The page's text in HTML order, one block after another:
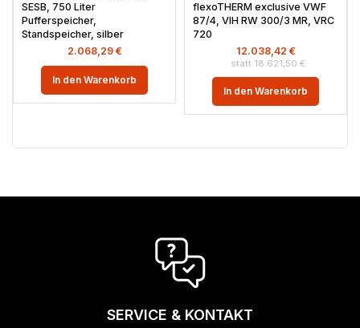
SESB, 750 Liter
Pufferspeicher,
Standspeicher, silber
2.068,29 €
In den Warenkorb
flexoTHERM exclusive VWF
87/4, VIH RW 300/3 MR, VRC
720
18.621,50 €
12.038,42 €
In den Warenkorb
SERVICE & KONTAKT